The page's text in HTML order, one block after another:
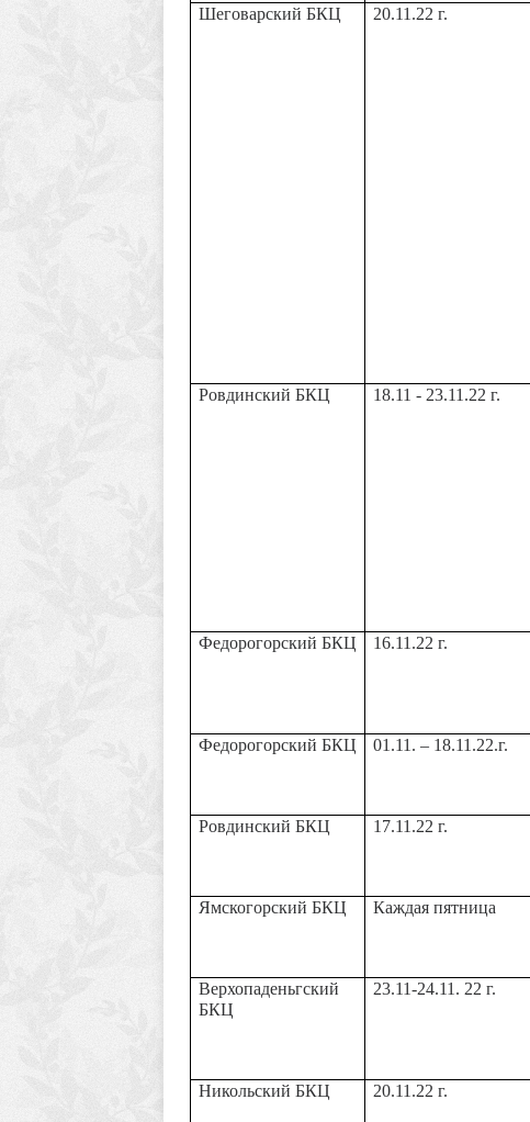
Шеговарский БКЦ 20.11.22 г.
Ровдинский БКЦ 18.11 - 23.11.22 г.
Федорогорский БКЦ 16.11.22 г.
Федорогорский БКЦ 01.11. – 18.11.22.г.
Ровдинский БКЦ 17.11.22 г.
Ямскогорский БКЦ Каждая пятница
Верхопаденьгский
БКЦ
23.11-24.11. 22 г.
Никольский БКЦ 20.11.22 г.